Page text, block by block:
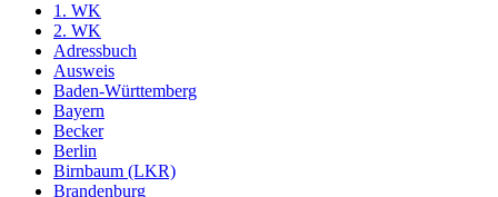
1. WK
2. WK
Adressbuch
Ausweis
Baden-Württemberg
Bayern
Becker
Berlin
Birnbaum (LKR)
Brandenburg